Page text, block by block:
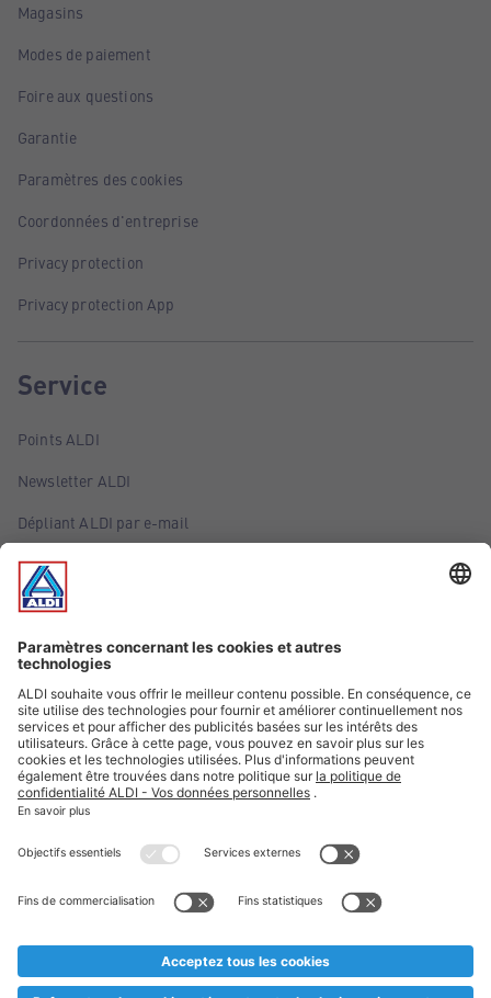
Magasins
Modes de paiement
Foire aux questions
Garantie
Paramètres des cookies
Coordonnées d'entreprise
Privacy protection
Privacy protection App
Service
Points ALDI
Newsletter ALDI
Dépliant ALDI par e-mail
Offres
Infos essentielles
Suivez ALDI Belgique
Textes marqués d'un astérisque et mentions légales
* Nous vendons ces articles temporairement et jusqu'à
au cas où, malgré le planning bien étudié, nous serions
prématurément en rupture de stock. Prix Recupel et TVA incl.
** Sur ce site, l’utilisation de la forme masculine a été adoptée